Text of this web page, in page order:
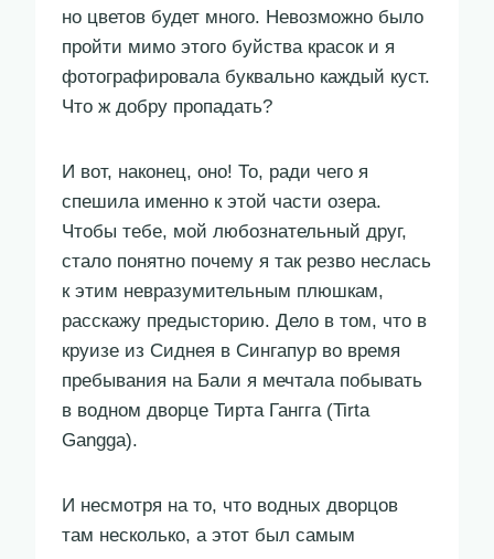
но цветов будет много. Невозможно было
пройти мимо этого буйства красок и я
фотографировала буквально каждый куст.
Что ж добру пропадать?
И вот, наконец, оно! То, ради чего я
спешила именно к этой части озера.
Чтобы тебе, мой любознательный друг,
стало понятно почему я так резво неслась
к этим невразумительным плюшкам,
расскажу предысторию. Дело в том, что в
круизе из Сиднея в Сингапур во время
пребывания на Бали я мечтала побывать
в водном дворце Тирта Гангга (Tirta
Gangga).
И несмотря на то, что водных дворцов
там несколько, а этот был самым